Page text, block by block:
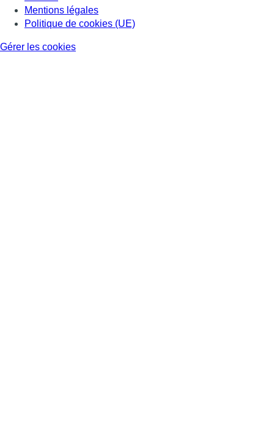
Mentions légales
Politique de cookies (UE)
Gérer les cookies